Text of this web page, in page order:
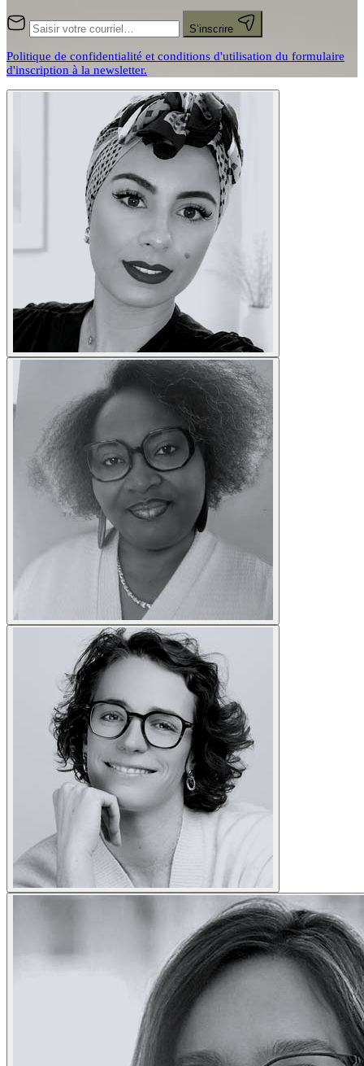
S’inscrire
Politique de confidentialité et conditions d'utilisation du formulaire
d'inscription à la newsletter.